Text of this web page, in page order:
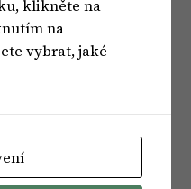
rozkoši. Sexuální
součástí
klikněte na
na
vybrat, jaké